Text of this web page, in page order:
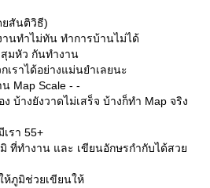
ยสันติวิธี)
นทำไม่ทัน ทำการบ้านไม่ได้
สุมหัว กันทำงาน
เราได้อย่างแม่นยำเลยนะ
Map Scale - -
บ้างยังวาดไม่เสร็จ บ้างก็ทำ Map จริง
รา 55+
ที่ทำงาน และ เขียนอักษรกำกับได้สว
ภูมิช่วยเขียนให้